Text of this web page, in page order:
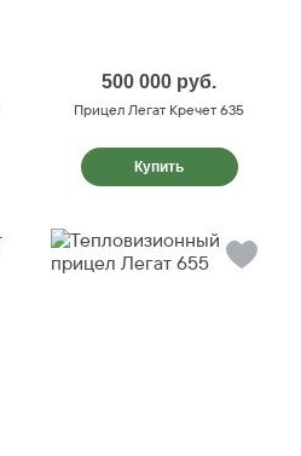
500 000 руб.
Прицел Легат Кречет 635
Купить